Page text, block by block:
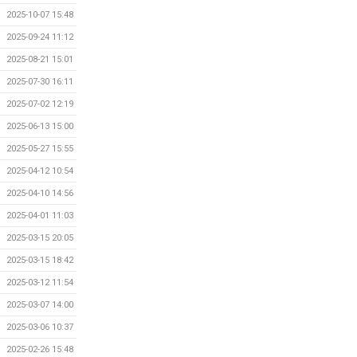
2025-10-07 15:48
2025-09-24 11:12
2025-08-21 15:01
2025-07-30 16:11
2025-07-02 12:19
2025-06-13 15:00
2025-05-27 15:55
2025-04-12 10:54
2025-04-10 14:56
2025-04-01 11:03
2025-03-15 20:05
2025-03-15 18:42
2025-03-12 11:54
2025-03-07 14:00
2025-03-06 10:37
2025-02-26 15:48